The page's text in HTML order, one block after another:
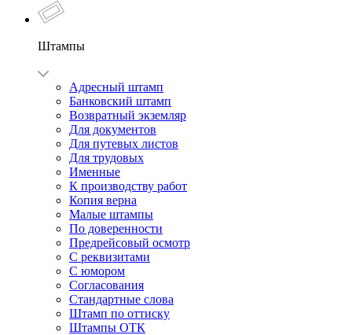
Штампы
Адресный штамп
Банковский штамп
Возвратный экземляр
Для документов
Для путевых листов
Для трудовых
Именные
К производству работ
Копия верна
Малые штампы
По доверенности
Предрейсовый осмотр
С реквизитами
С юмором
Согласования
Стандартные слова
Штамп по оттиску
Штампы ОТК